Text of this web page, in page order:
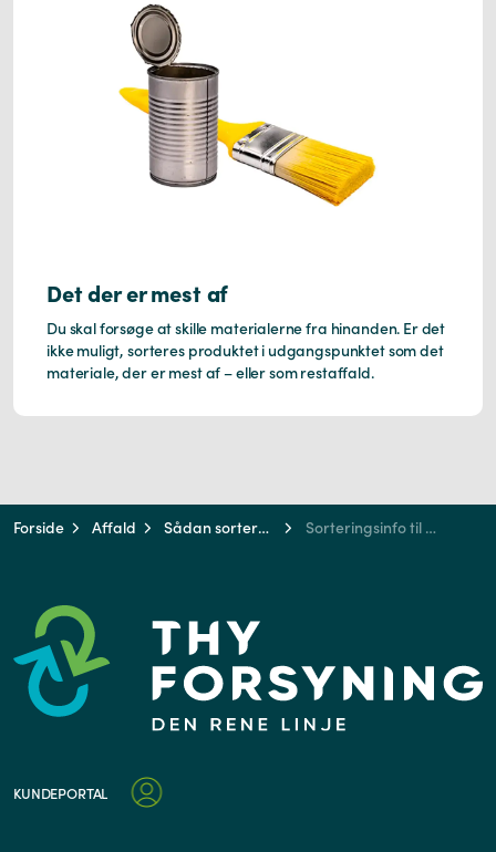
Det der er mest af
Du skal forsøge at skille materialerne fra hinanden. Er det
ikke muligt, sorteres produktet i udgangspunktet som det
materiale, der er mest af – eller som restaffald.
Forside Affald Sådan sorterer du Sorteringsinfo til turister
KUNDEPORTAL